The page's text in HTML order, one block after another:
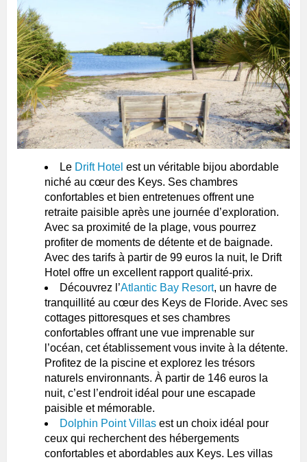
Le Drift Hotel est un véritable bijou abordable
niché au cœur des Keys. Ses chambres
confortables et bien entretenues offrent une
retraite paisible après une journée d’exploration.
Avec sa proximité de la plage, vous pourrez
profiter de moments de détente et de baignade.
Avec des tarifs à partir de 99 euros la nuit, le Drift
Hotel offre un excellent rapport qualité-prix.
Découvrez l’Atlantic Bay Resort, un havre de
tranquillité au cœur des Keys de Floride. Avec ses
cottages pittoresques et ses chambres
confortables offrant une vue imprenable sur
l’océan, cet établissement vous invite à la détente.
Profitez de la piscine et explorez les trésors
naturels environnants. À partir de 146 euros la
nuit, c’est l’endroit idéal pour une escapade
paisible et mémorable.
Dolphin Point Villas est un choix idéal pour
ceux qui recherchent des hébergements
confortables et abordables aux Keys. Les villas